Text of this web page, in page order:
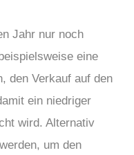
Jahr nur noch
eine
den Verkauf auf den
ein niedriger
wird. Alternativ
um den